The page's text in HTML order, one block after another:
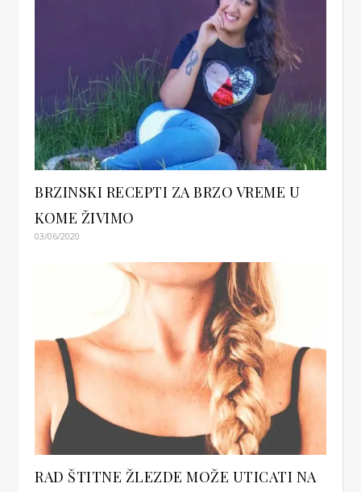
BRZINSKI RECEPTI ZA BRZO VREME U
KOME ŽIVIMO
03/06/2020
RAD ŠTITNE ŽLEZDE MOŽE UTICATI NA